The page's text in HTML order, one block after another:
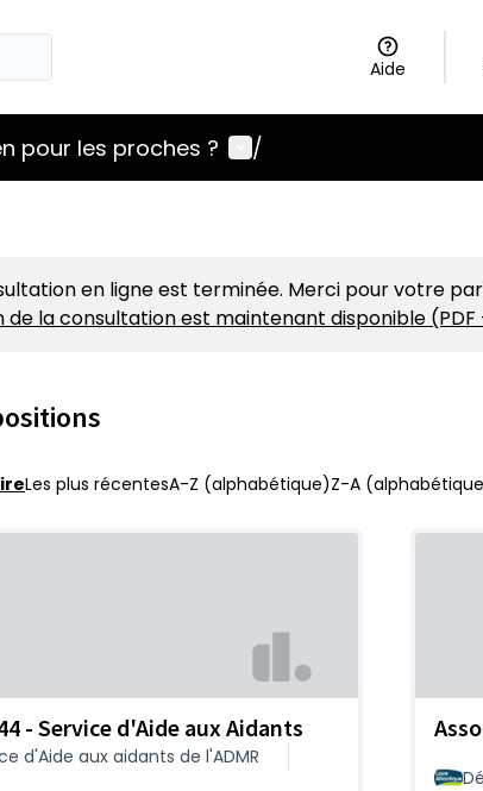
Aide
pour les proches ? Menu utilisateur
/
en ligne est terminée. Merci pour votre
de la consultation est maintenant disponible (PDF
Les plus récentesA-Z (alphabétique)Z-A
- Service d'Aide aux Aidants
d'Aide aux aidants de l'ADMR